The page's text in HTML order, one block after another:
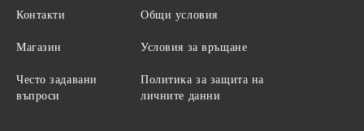
Контакти
Магазин
Често задавани
въпроси
Общи условия
Условия за връщане
Политика за защита на
личните данни